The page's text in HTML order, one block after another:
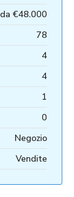
da €48.000
78
4
4
1
0
Negozio
Vendite